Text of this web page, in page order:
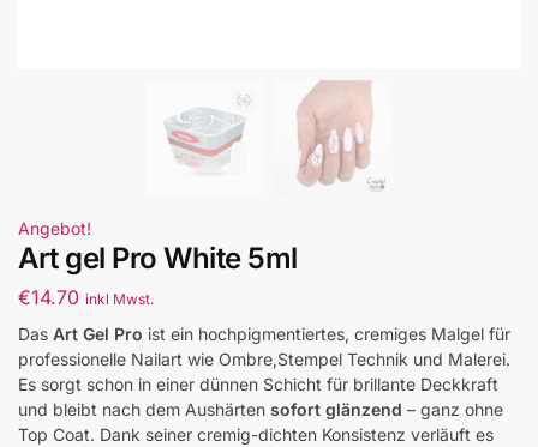
Angebot!
Art gel Pro White 5ml
€14.70 inkl Mwst.
Das Art Gel Pro ist ein hochpigmentiertes, cremiges Malgel für
professionelle Nailart wie Ombre,Stempel Technik und Malerei.
Es sorgt schon in einer dünnen Schicht für brillante Deckkraft
und bleibt nach dem Aushärten sofort glänzend – ganz ohne
Top Coat. Dank seiner cremig-dichten Konsistenz verläuft es